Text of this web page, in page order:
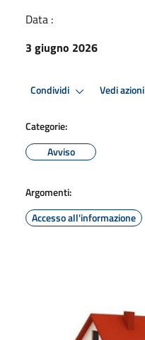
Data :
3 giugno 2026
Condividi Vedi azioni
Categorie:
Avviso
Argomenti:
Accesso all'informazione